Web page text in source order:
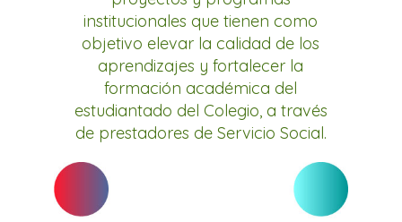
institucionales que tienen como
objetivo elevar la calidad de los
aprendizajes y fortalecer la
formación académica del
estudiantado del Colegio, a través
de prestadores de Servicio Social.